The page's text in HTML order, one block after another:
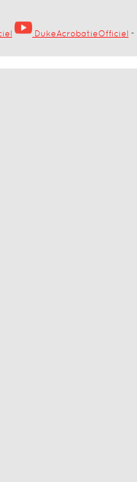
DukeAcrobatieOfficiel -